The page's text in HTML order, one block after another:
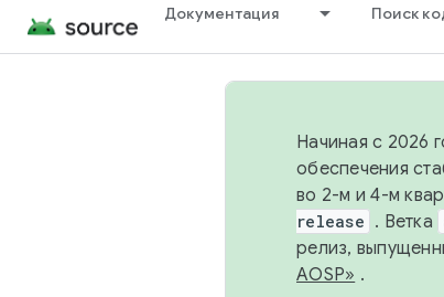
Документация Поиск
Начиная с 2026
обеспечения
во 2-м и 4-м
release . Ветка
релиз,
AOSP» .